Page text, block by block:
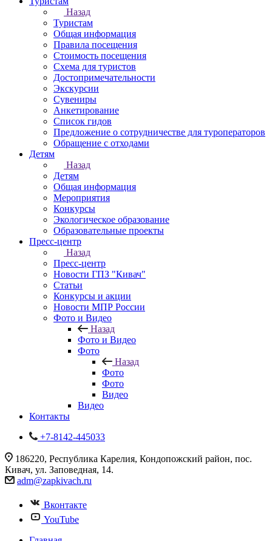
Назад
Туристам
Общая информация
Правила посещения
Стоимость посещения
Схема для туристов
Достопримечательности
Экскурсии
Сувениры
Анкетирование
Список гидов
Предложение о сотрудничестве для туроператоров
Обращение с отходами
Детям
Назад
Детям
Общая информация
Мероприятия
Конкурсы
Экологическое образование
Образовательные проекты
Пресс-центр
Назад
Пресс-центр
Новости ГПЗ "Кивач"
Статьи
Конкурсы и акции
Новости МПР России
Фото и Видео
Назад
Фото и Видео
Фото
Назад
Фото
Фото
Видео
Видео
Контакты
+7-8142-445033
186220, Республика Карелия, Кондопожский район, пос.
Кивач, ул. Заповедная, 14.
adm@zapkivach.ru
Вконтакте
YouTube